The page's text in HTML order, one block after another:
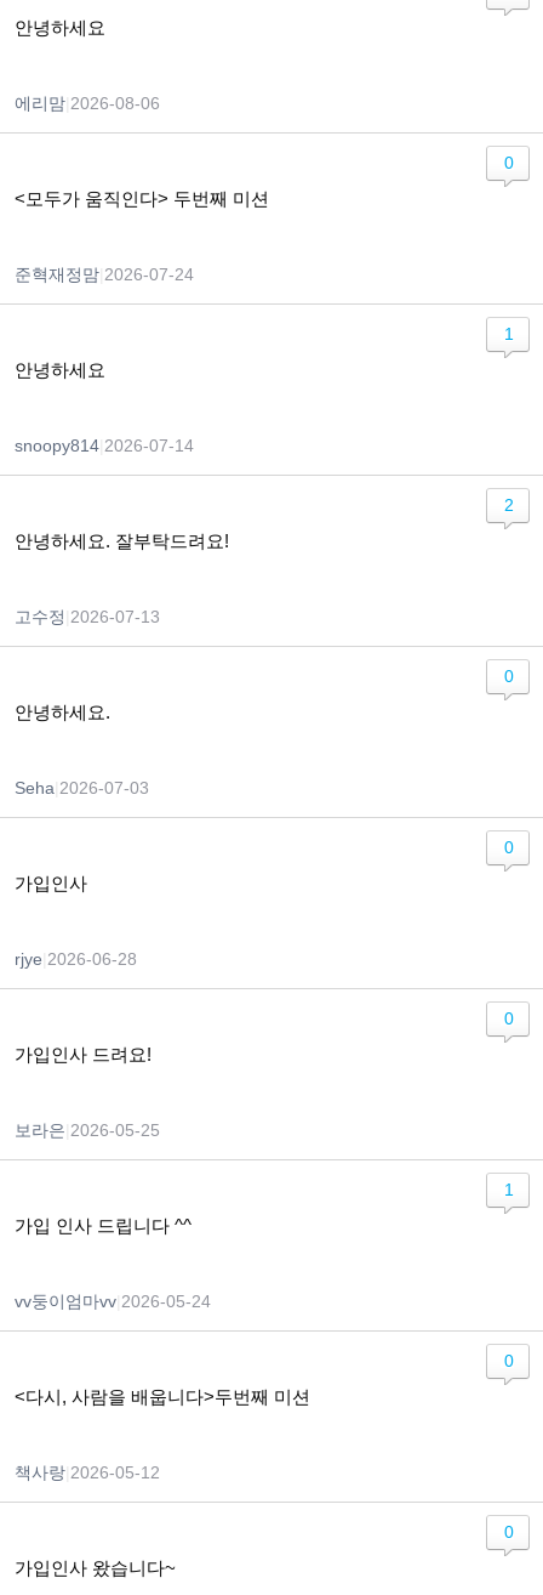
안녕하세요
에리맘 2026-08-06
<모두가 움직인다> 두번째 미션
준혁재정맘 2026-07-24
0
안녕하세요
snoopy814 2026-07-14
1
안녕하세요. 잘부탁드려요!
고수정 2026-07-13
2
안녕하세요.
Seha 2026-07-03
0
가입인사
rjye 2026-06-28
0
가입인사 드려요!
보라은 2026-05-25
0
가입 인사 드립니다 ^^
vv둥이엄마vv 2026-05-24
1
<다시, 사람을 배웁니다>두번째 미션
책사랑 2026-05-12
0
가입인사 왔습니다~
0